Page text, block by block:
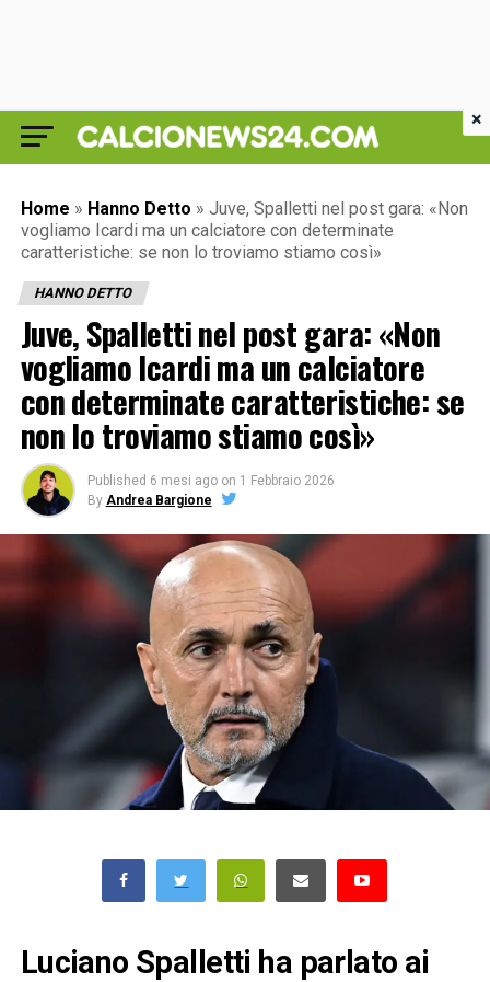
Home » Hanno Detto » Juve, Spalletti nel post gara: «Non
vogliamo Icardi ma un calciatore con determinate
caratteristiche: se non lo troviamo stiamo così»
HANNO DETTO
Juve, Spalletti nel post gara: «Non
vogliamo Icardi ma un calciatore
con determinate caratteristiche: se
non lo troviamo stiamo così»
Published 6 mesi ago on 1 Febbraio 2026
By Andrea Bargione
Luciano Spalletti ha parlato ai
×